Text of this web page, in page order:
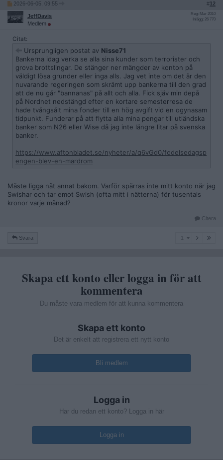
2026-06-05, 09:55 #12
JeffDavis
Medlem
Reg: Mar 2010
Inlägg: 26 770
Citat:
Ursprungligen postat av Nisse71
Bankerna idag verka se alla sina kunder som terrorister och
grova brottslingar. De stänger ner mängder av konton på
väldigt lösa grunder eller inga alls. Jag vet inte om det är den
nuvarande regeringen som skrämt upp bankerna till den grad
att de nu går "bannanas" på allt och alla. Fick sjäv min depå
på Nordnet nedstängd efter en kortare semesterresa de
hade tvångsålt mina fonder till en hög avgift vid en ogynasam
tidpunkt. Funderar på att flytta alla mina pengar till utländska
banker som N26 eller Wise då jag inte längre litar på svenska
banker.
https://www.aftonbladet.se/nyheter/a/q6vGd0/fodelsedagsp
engen-blev-en-mardrom
Måste ligga nåt annat bakom. Varför spärras inte mitt konto när jag
Swishar och tar emot Swish (ofta mitt i nätterna) för tusentals
kronor varje månad?
Citera
Svara
Skapa ett konto eller logga in för att
kommentera
Du måste vara medlem för att kunna kommentera
Skapa ett konto
Det är enkelt att registrera ett nytt konto
Bli medlem
Logga in
Har du redan ett konto? Logga in här
Logga in